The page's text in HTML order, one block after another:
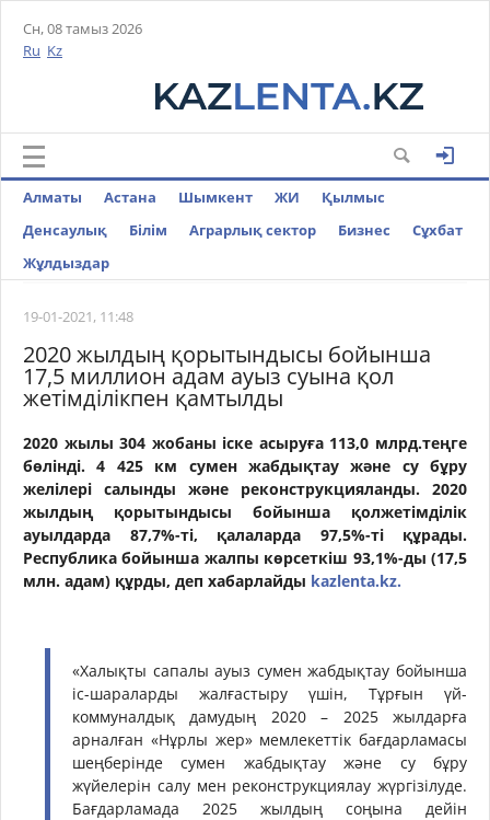
Сн, 08 тамыз 2026
Ru Kz
Алматы Астана Шымкент ЖИ
Қылмыс
Денсаулық
Білім Аграрлық сектор Бизнес
Cұхбат
Жұлдыздар
19-01-2021, 11:48
2020 жылдың қорытындысы бойынша
17,5 миллион адам ауыз суына қол
жетімділікпен қамтылды
2020 жылы 304 жобаны іске асыруға 113,0 млрд.теңге
бөлінді. 4 425 км сумен жабдықтау және су бұру
желілері салынды және реконструкцияланды. 2020
жылдың қорытындысы бойынша қолжетімділік
ауылдарда 87,7%-ті, қалаларда 97,5%-ті құрады.
Республика бойынша жалпы көрсеткіш 93,1%-ды (17,5
млн. адам) құрды, деп хабарлайды kazlenta.kz.
«Халықты сапалы ауыз сумен жабдықтау бойынша
іс-шараларды жалғастыру үшін, Тұрғын үй-
коммуналдық дамудың 2020 – 2025 жылдарға
арналған «Нұрлы жер» мемлекеттік бағдарламасы
шеңберінде сумен жабдықтау және су бұру
жүйелерін салу мен реконструкциялау жүргізілуде.
Бағдарламада 2025 жылдың соңына дейін